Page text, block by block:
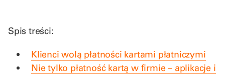
Spis treści:
Klienci wolą płatności kartami płatniczymi
Nie tylko płatność kartą w firmie – aplikacje i